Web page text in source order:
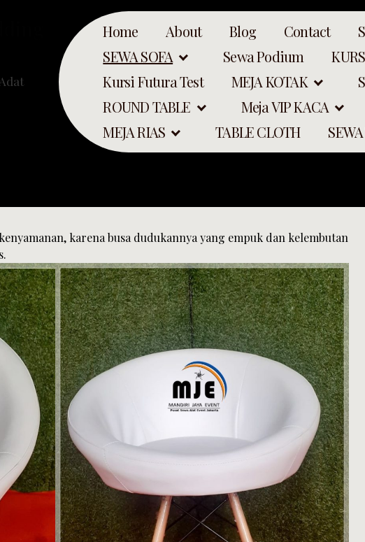
Home About Blog Contact
SEWA SOFA
Sewa Podium
Kursi Futura Test
MEJA KOTAK
ROUND TABLE
Meja VIP KACA
MEJA RIAS
TABLE CLOTH
karena busa dudukannya yang empuk dan kelembutan